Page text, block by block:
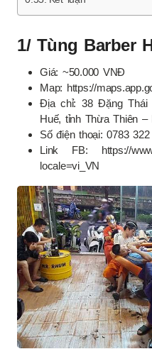
1/ Tùng Barber
Giá: ~50.000 VNĐ
Map: https://
Địa chỉ: 38 Đặng Thái
Huế, tỉnh Thừa Thiên –
Số điện thoại: 0783 322
Link FB: https://
locale=vi_VN